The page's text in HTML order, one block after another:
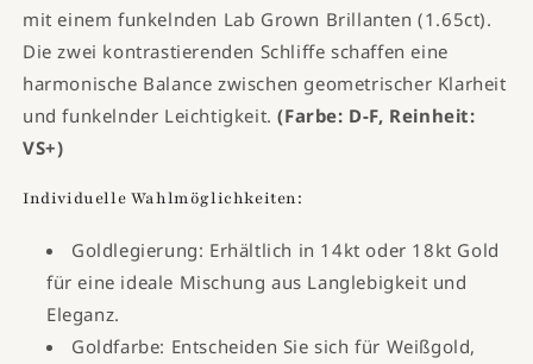
mit einem funkelnden Lab Grown Brillanten (1.65ct).
Die zwei kontrastierenden Schliffe schaffen eine
harmonische Balance zwischen geometrischer Klarheit
und funkelnder Leichtigkeit.(Farbe: D-F, Reinheit:
VS+)
Individuelle Wahlmöglichkeiten:
Goldlegierung: Erhältlich in 14kt oder 18kt Gold
für eine ideale Mischung aus Langlebigkeit und
Eleganz.
Goldfarbe: Entscheiden Sie sich für Weißgold,